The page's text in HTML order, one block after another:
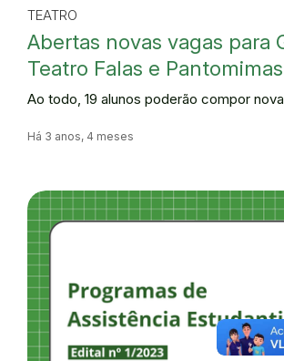
TEATRO
Abertas novas vagas para
Teatro Falas e Pantomimas
Ao todo, 19 alunos poderão compor
Há 3 anos, 4 meses